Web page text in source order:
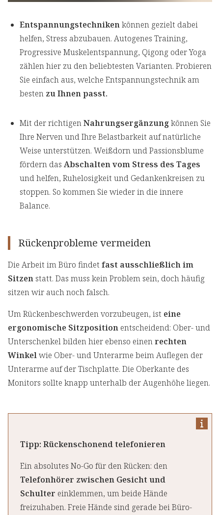
Entspannungstechnikenkönnen gezielt dabei
helfen, Stress abzubauen. Autogenes Training,
Progressive Muskelentspannung, Qigong oder Yoga
zählen hier zu den beliebtesten Varianten. Probieren
Sie einfach aus, welche Entspannungstechnik am
besten zu Ihnen passt.
Mit der richtigenNahrungsergänzungkönnen Sie
Ihre Nerven und Ihre Belastbarkeit auf natürliche
Weise unterstützen. Weißdorn und Passionsblume
fördern das Abschalten vom Stress des Tages
und helfen, Ruhelosigkeit und Gedankenkreisen zu
stoppen. So kommen Sie wieder in die innere
Balance.
Rückenprobleme vermeiden
Die Arbeit im Büro findet fast ausschließlich im
Sitzen statt. Das muss kein Problem sein, doch häufig
sitzen wir auch noch falsch.
Um Rückenbeschwerden vorzubeugen, ist eine
ergonomische Sitzposition entscheidend: Ober- und
Unterschenkel bilden hier ebenso einenrechten
Winkelwie Ober- und Unterarme beim Auflegen der
Unterarme auf der Tischplatte. Die Oberkante des
Monitors sollte knapp unterhalb der Augenhöhe liegen.
Tipp: Rückenschonend telefonieren
Ein absolutes No-Go für den Rücken: den
Telefonhörer zwischen Gesicht und
Schulter einklemmen, um beide Hände
freizuhaben. Freie Hände sind gerade bei Büro-